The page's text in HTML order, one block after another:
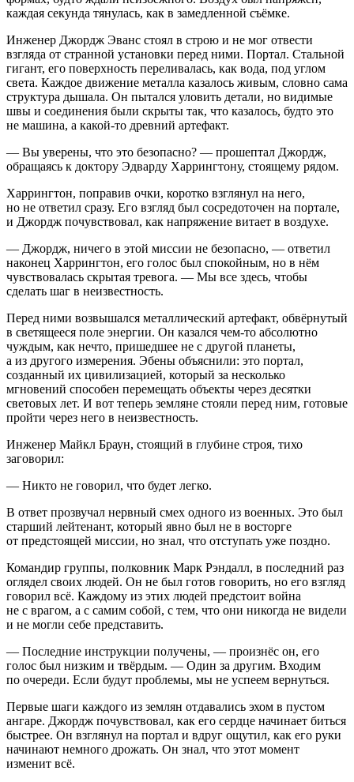
каждая секунда тянулась, как в замедленной съёмке.
Инженер Джордж Эванс стоял в строю и не мог отвести
взгляда от странной установки перед ними. Портал. Стальной
гигант, его поверхность переливалась, как вода, под углом
света. Каждое движение металла казалось живым, словно сама
структура дышала. Он пытался уловить детали, но видимые
швы и соединения были скрыты так, что казалось, будто это
не машина, а какой-то древний артефакт.
— Вы уверены, что это безопасно? — прошептал Джордж,
обращаясь к доктору Эдварду Харрингтону, стоящему рядом.
Харрингтон, поправив очки, коротко взглянул на него,
но не ответил сразу. Его взгляд был сосредоточен на портале,
и Джордж почувствовал, как напряжение витает в воздухе.
— Джордж, ничего в этой миссии не безопасно, — ответил
наконец Харрингтон, его голос был спокойным, но в нём
чувствовалась скрытая тревога. — Мы все здесь, чтобы
сделать шаг в неизвестность.
Перед ними возвышался металлический артефакт, обвёрнутый
в светящееся поле энергии. Он казался чем-то абсолютно
чуждым, как нечто, пришедшее не с другой планеты,
а из другого измерения. Эбены объяснили: это портал,
созданный их цивилизацией, который за несколько
мгновений способен перемещать объекты через десятки
световых лет. И вот теперь земляне стояли перед ним, готовые
пройти через него в неизвестность.
Инженер Майкл Браун, стоящий в глубине строя, тихо
заговорил:
— Никто не говорил, что будет легко.
В ответ прозвучал нервный смех одного из военных. Это был
старший лейтенант, который явно был не в восторге
от предстоящей миссии, но знал, что отступать уже поздно.
Командир группы, полковник Марк Рэндалл, в последний раз
оглядел своих людей. Он не был готов говорить, но его взгляд
говорил всё. Каждому из этих людей предстоит война
не с врагом, а с самим собой, с тем, что они никогда не видели
и не могли себе представить.
— Последние инструкции получены, — произнёс он, его
голос был низким и твёрдым. — Один за другим. Входим
по очереди. Если будут проблемы, мы не успеем вернуться.
Первые шаги каждого из землян отдавались эхом в пустом
ангаре. Джордж почувствовал, как его сердце начинает биться
быстрее. Он взглянул на портал и вдруг ощутил, как его руки
начинают немного дрожать. Он знал, что этот момент
изменит всё.